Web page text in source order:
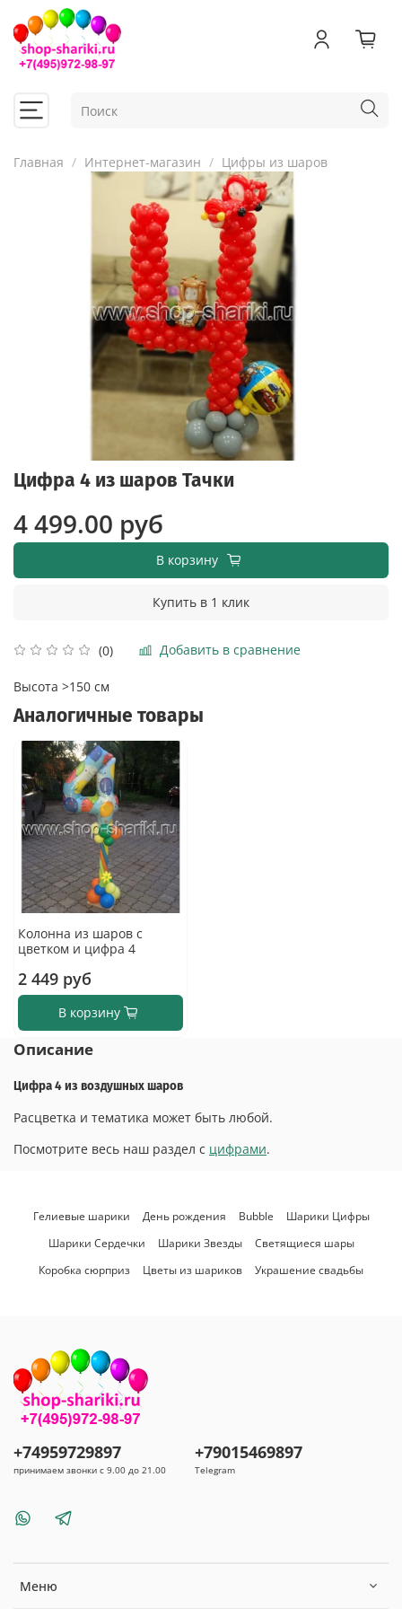
Главная Интернет-магазин Цифры из шаров
Цифра 4 из шаров Тачки
(0) Добавить в сравнение
4 499.00 руб
В корзину
Купить в 1 клик
Высота >150 см
Аналогичные товары
Колонна из шаров с
цветком и цифра 4
2 449 руб
В корзину
Описание
Цифра 4 из воздушных шаров
Расцветка и тематика может быть любой.
Посмотрите весь наш раздел с цифрами.
Гелиевые шарики День рождения Bubble
Шарики Цифры
Шарики Сердечки
Шарики Звезды
Светящиеся шары
Коробка сюрприз
Цветы из шариков Украшение свадьбы
Меню
+74959729897
принимаем звонки с 9.00 до 21.00
+79015469897
Telegram